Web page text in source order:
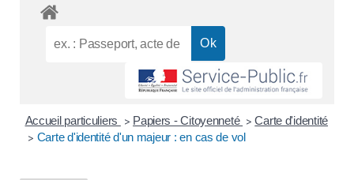
Accueil particuliers > Papiers - Citoyenneté > Carte d'identité
> Carte d'identité d'un majeur : en cas de vol